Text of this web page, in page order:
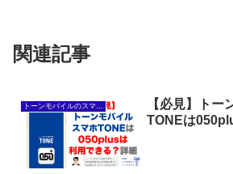
関連記事
トーンモバイルのスマホ「TONE」の基本
【必見】トー
TONEは